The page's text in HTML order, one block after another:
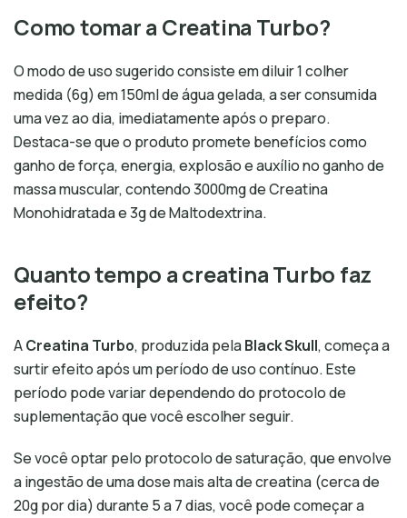
Como tomar a Creatina Turbo?
O modo de uso sugerido consiste em diluir 1 colher
medida (6g) em 150ml de água gelada, a ser consumida
uma vez ao dia, imediatamente após o preparo.
Destaca-se que o produto promete benefícios como
ganho de força, energia, explosão e auxílio no ganho de
massa muscular, contendo 3000mg de Creatina
Monohidratada e 3g de Maltodextrina.
Quanto tempo a creatina Turbo faz
efeito?
ACreatina Turbo, produzida pelaBlack Skull, começa a
surtir efeito após um período de uso contínuo. Este
período pode variar dependendo do protocolo de
suplementação que você escolher seguir.
Se você optar pelo protocolo de saturação, que envolve
a ingestão de uma dose mais alta de creatina (cerca de
20g por dia) durante 5 a 7 dias, você pode começar a